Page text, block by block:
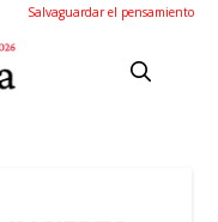
Salvaguardar el pensamiento